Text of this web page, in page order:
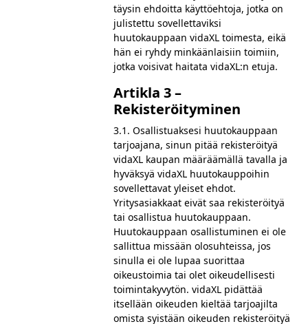
täysin ehdoitta käyttöehtoja, jotka on
julistettu sovellettaviksi
huutokauppaan vidaXL toimesta, eikä
hän ei ryhdy minkäänlaisiin toimiin,
jotka voisivat haitata vidaXL:n etuja.
Artikla 3 –
Rekisteröityminen
3.1. Osallistuaksesi huutokauppaan
tarjoajana, sinun pitää rekisteröityä
vidaXL kaupan määräämällä tavalla ja
hyväksyä vidaXL huutokauppoihin
sovellettavat yleiset ehdot.
Yritysasiakkaat eivät saa rekisteröityä
tai osallistua huutokauppaan.
Huutokauppaan osallistuminen ei ole
sallittua missään olosuhteissa, jos
sinulla ei ole lupaa suorittaa
oikeustoimia tai olet oikeudellisesti
toimintakyvytön. vidaXL pidättää
itsellään oikeuden kieltää tarjoajilta
omista syistään oikeuden rekisteröityä